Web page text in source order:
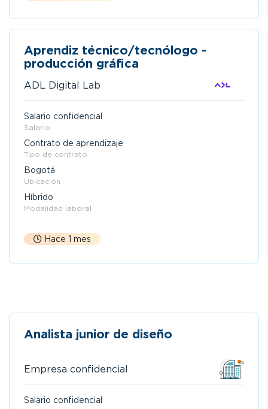
Aprendiz técnico/tecnólogo -
producción gráfica
ADL Digital Lab
Salario confidencial
Salario
Contrato de aprendizaje
Tipo de contrato
Bogotá
Ubicación
Híbrido
Modalidad laboral
Hace 1 mes
Analista junior de diseño
Empresa confidencial
Salario confidencial